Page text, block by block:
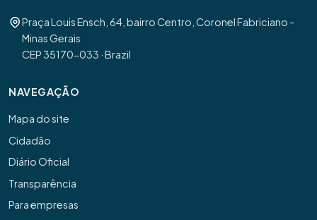
Praça Louis Ensch, 64, bairro Centro, Coronel Fabriciano -
Minas Gerais
CEP 35170-033 · Brazil
NAVEGAÇÃO
Mapa do site
Cidadão
Diário Oficial
Transparência
Para empresas